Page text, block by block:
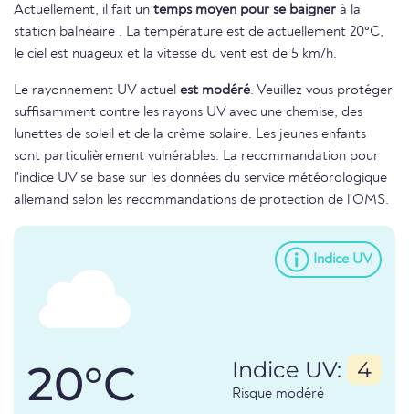
Actuellement, il fait un temps moyen pour se baigner à la
station balnéaire . La température est de actuellement 20°C,
le ciel est nuageux et la vitesse du vent est de 5 km/h.
Le rayonnement UV actuel est modéré. Veuillez vous protéger
suffisamment contre les rayons UV avec une chemise, des
lunettes de soleil et de la crème solaire. Les jeunes enfants
sont particulièrement vulnérables. La recommandation pour
l'indice UV se base sur les données du service météorologique
allemand selon les recommandations de protection de l'OMS.
Indice UV
20°C Indice UV: 4
Risque modéré